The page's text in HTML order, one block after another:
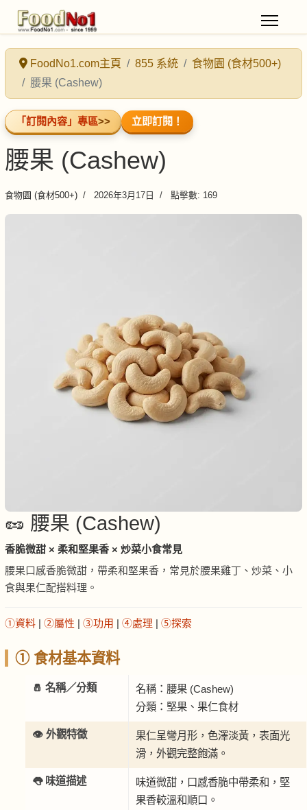
FoodNo1.com主頁 855 系統
食物園 (食材500+)
腰果 (Cashew)
「訂閱內容」專區>> 立即訂閱！
腰果 (Cashew)
食物園 (食材500+) 2026年3月17日 點擊數: 169
🥜 腰果 (Cashew)
香脆微甜 × 柔和堅果香 × 炒菜小食常見
腰果口感香脆微甜，帶柔和堅果香，常見於腰果雞丁、炒菜、小
食與果仁配搭料理。
①資料 | ②屬性 | ③功用 | ④處理 | ⑤探索
① 食材基本資料
🧂 名稱／分類
名稱：腰果 (Cashew)
分類：堅果、果仁食材
👁️ 外觀特徵
果仁呈彎月形，色澤淡黃，表面光
滑，外觀完整飽滿。
👅 味道描述
味道微甜，口感香脆中帶柔和，堅
果香較溫和順口。